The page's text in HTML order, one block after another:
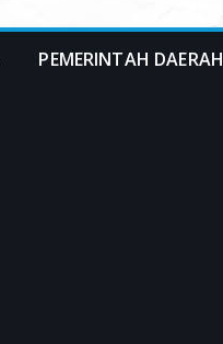
PEMERINTAH DAERAH